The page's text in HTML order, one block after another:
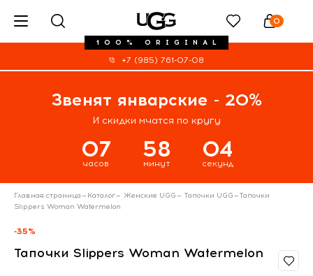
100% ORIGINAL
0
+7 (985) 761-07-08
Звенят январские - 20%
И скидки мчатся по кругу
07
часов
58
минут
04
секунд
Главная страница— Каталог— Женские UGG— Тапочки UGG—Тапочки
Slippers Woman Watermelon
-35%
Тапочки Slippers Woman Watermelon